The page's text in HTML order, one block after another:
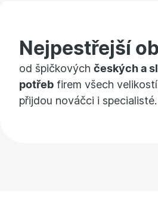
Nejpestřejší
od špičkových českých a
potřeb firem všech
přijdou nováčci i specialisté.